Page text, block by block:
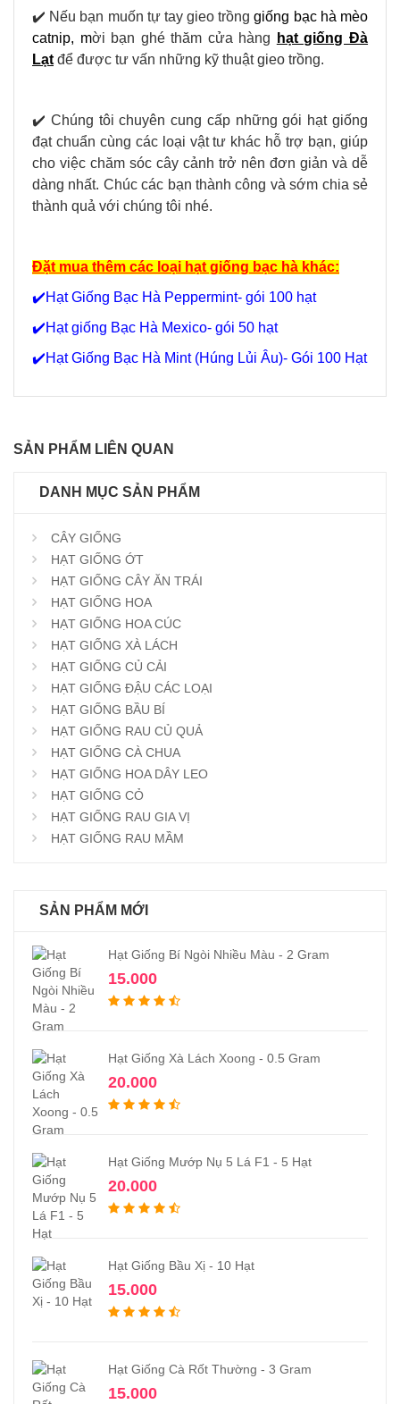
✔️ Nếu bạn muốn tự tay gieo trồng giống bạc hà mèo
catnip, mời bạn ghé thăm cửa hàng
hạt giống Đà
Lạt để được tư vấn những kỹ thuật gieo trồng.
✔️ Chúng tôi chuyên cung cấp những gói hạt giống
đạt chuẩn cùng các loại vật tư khác hỗ trợ bạn, giúp
cho việc chăm sóc cây cảnh trở nên đơn giản và dễ
dàng nhất. Chúc các bạn thành công và sớm chia sẻ
thành quả với chúng tôi nhé.
Đặt mua thêm các loại hạt giống bạc hà khác:
✔️Hạt Giống Bạc Hà Peppermint- gói 100 hạt
✔️Hạt giống Bạc Hà Mexico- gói 50 hạt
✔️Hạt Giống Bạc Hà Mint (Húng Lủi Âu)- Gói 100 Hạt
SẢN PHẨM LIÊN QUAN
DANH MỤC SẢN PHẨM
CÂY GIỐNG
HẠT GIỐNG ỚT
HẠT GIỐNG CÂY ĂN TRÁI
HẠT GIỐNG HOA
HẠT GIỐNG HOA CÚC
HẠT GIỐNG XÀ LÁCH
HẠT GIỐNG CỦ CẢI
HẠT GIỐNG ĐẬU CÁC LOẠI
HẠT GIỐNG BẦU BÍ
HẠT GIỐNG RAU CỦ QUẢ
HẠT GIỐNG CÀ CHUA
HẠT GIỐNG HOA DÂY LEO
HẠT GIỐNG CỎ
HẠT GIỐNG RAU GIA VỊ
HẠT GIỐNG RAU MẦM
SẢN PHẨM MỚI
Hạt Giống Bí Ngòi Nhiều Màu - 2 Gram
15.000
Hạt Giống Xà Lách Xoong - 0.5 Gram
20.000
Hạt Giống Mướp Nụ 5 Lá F1 - 5 Hạt
20.000
Hạt Giống Bầu Xị - 10 Hạt
15.000
Hạt Giống Cà Rốt Thường - 3 Gram
15.000